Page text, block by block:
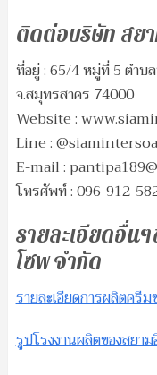
ติดต่อบริษัท สย
ที่อยู่ : 65/4 หมู่ที่ 5 ตำบ
จ.สมุทรสาคร 74000
Website :
Line :
E-mail :
โทรศัพท์ : 096-912-
รายละเอียดอื่น
โซพ จำกัด
รายละเอียดการผลิตครี
รูปโรงงานผลิตของสยา